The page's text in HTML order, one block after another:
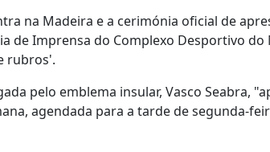
na Madeira e a cerimónia oficial de
de Imprensa do Complexo Desportivo
rubros'.
pelo emblema insular, Vasco Seabra,
agendada para a tarde de segunda-